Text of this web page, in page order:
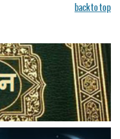
back to top